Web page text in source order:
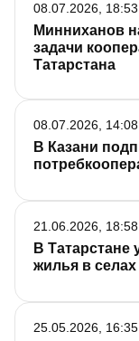
Минниханов
задачи
Татарстана
08.07.2026, 18:53
В Казани
08.07.2026, 14:08
В Татарстане
жилья в
21.06.2026, 18:58
25.05.2026, 16:35